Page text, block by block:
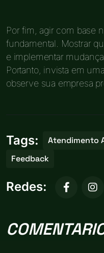
Por fim, agir com base
fundamental. Mostrar
e implementar
Portanto, invista em
observe sua empresa
Tags: Atendimento
Feedback
Redes: